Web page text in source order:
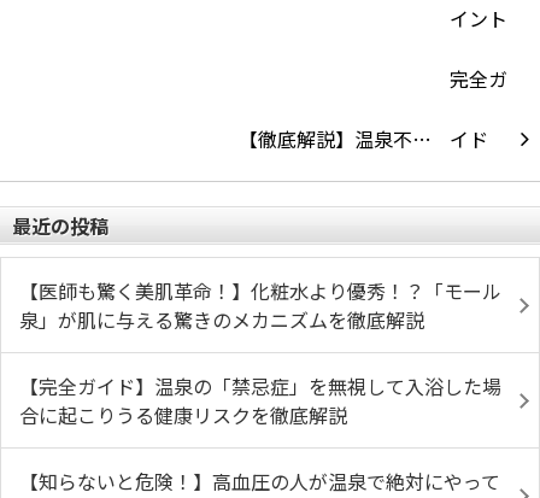
【徹底解説】温泉不…
最近の投稿
【医師も驚く美肌革命！】化粧水より優秀！？「モール
泉」が肌に与える驚きのメカニズムを徹底解説
【完全ガイド】温泉の「禁忌症」を無視して入浴した場
合に起こりうる健康リスクを徹底解説
【知らないと危険！】高血圧の人が温泉で絶対にやって